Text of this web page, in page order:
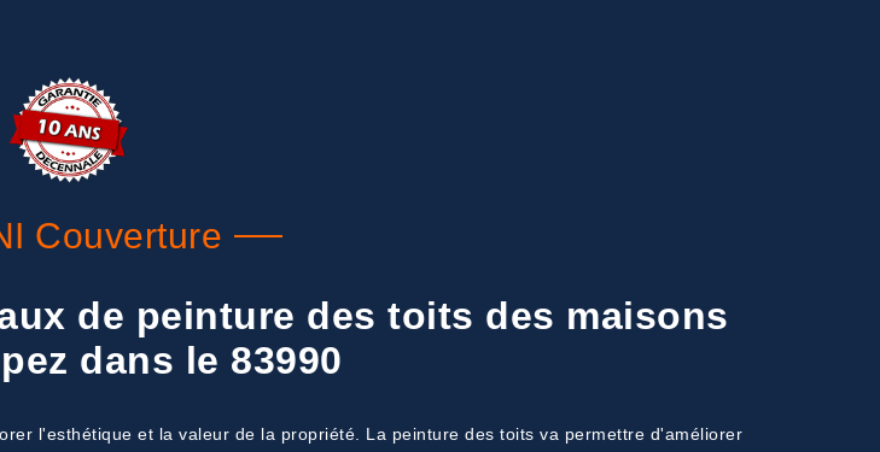
Couverture
de peinture des toits des maisons
dans le 83990
l'esthétique et la valeur de la propriété. La peinture des toits va permettre d'améliorer